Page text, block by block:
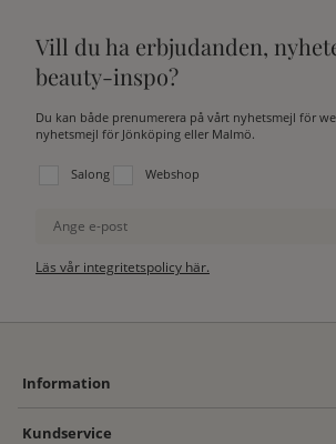
Vill du ha erbjudanden,
beauty-inspo?
Du kan både prenumerera på vårt nyhetsmejl för
nyhetsmejl för Jönköping eller Malmö.
Välj vilken lista du vill prenumerera på:
Salong Webshop
Ange e-post
Läs vår integritetspolicy här.
Information
Kundservice